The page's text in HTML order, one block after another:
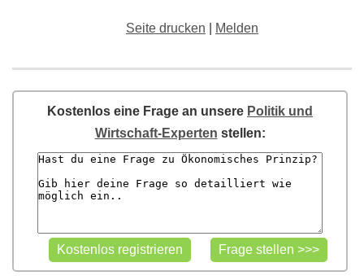
Seite drucken Melden
Kostenlos eine Frage an unsere Politik und
Wirtschaft-Experten stellen: